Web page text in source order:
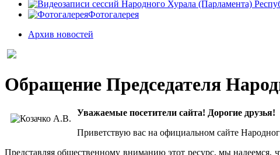
Фотогалерея
Архив новостей
Обращение Председателя
Уважаемые посетители сайта! Дорогие друзья!
Приветствую вас на официальном сайте
Представляя общественному вниманию этот ресурс, мы надеемся,